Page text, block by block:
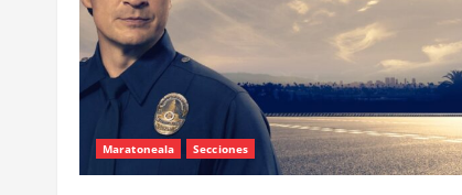
Maratoneala Secciones